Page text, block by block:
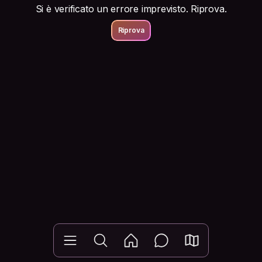
Si è verificato un errore imprevisto. Riprova.
Riprova